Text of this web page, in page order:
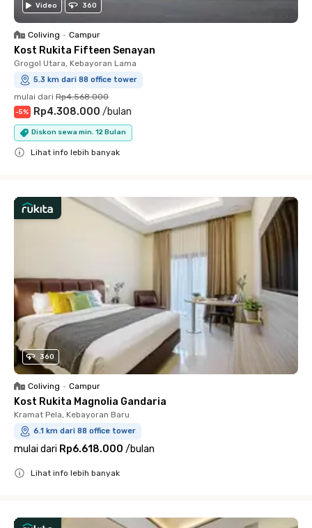
Video 360
Coliving • Campur
Kost Rukita Fifteen Senayan
Grogol Utara, Kebayoran Lama
5.3 km dari 88 office tower
mulai dari Rp4.568.000
-5% Rp4.308.000 /bulan
Diskon sewa min. 12 Bulan
Lihat info lebih banyak
360
Coliving • Campur
Kost Rukita Magnolia Gandaria
Kramat Pela, Kebayoran Baru
6.1 km dari 88 office tower
mulai dari Rp6.618.000 /bulan
Lihat info lebih banyak